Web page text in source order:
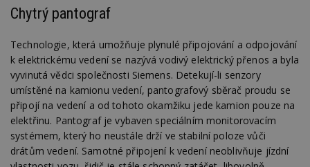
Chytrý pantograf
Technologie, která umožňuje plynulé připojování a odpojování
k elektrickému vedení se nazývá vodivý elektrický přenos a byla
vyvinutá vědci společnosti Siemens. Detekují-li senzory
umístěné na kamionu vedení, pantografový sběrač proudu se
připojí na vedení a od tohoto okamžiku jede kamion pouze na
elektřinu. Pantograf je vybaven speciálním monitorovacím
systémem, který ho neustále drží ve stabilní poloze vůči
drátům vedení. Samotné připojení k vedení neoblivňuje jízdní